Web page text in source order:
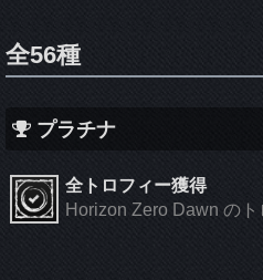
全56種
プラチナ
全トロフィー獲得
Horizon Zero Dawn の